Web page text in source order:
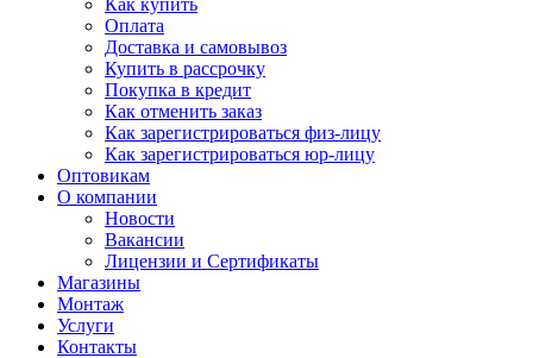
Как купить
Оплата
Доставка и самовывоз
Купить в рассрочку
Покупка в кредит
Как отменить заказ
Как зарегистрироваться физ-лицу
Как зарегистрироваться юр-лицу
Оптовикам
О компании
Новости
Вакансии
Лицензии и Сертификаты
Магазины
Монтаж
Услуги
Контакты